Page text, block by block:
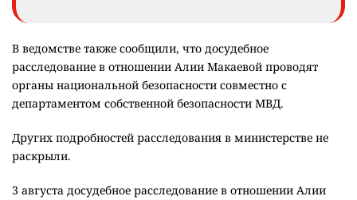
В ведомстве также сообщили, что досудебное
расследование в отношении Алии Макаевой проводят
органы национальной безопасности совместно с
департаментом собственной безопасности МВД.
Других подробностей расследования в министерстве не
раскрыли.
3 августа досудебное расследование в отношении Алии